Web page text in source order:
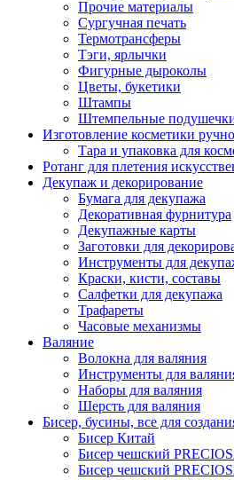
Прочие материалы
Сургучная печать
Термотрансферы
Тэги, ярлычки
Фигурные дыроколы
Цветы, букетики
Штампы
Штемпельные
Изготовление косметики
Тара и упаковка для
Ротанг для плетения
Декупаж и декорирование
Бумага для декупажа
Декоративная фурнитура
Декупажные карты
Заготовки для
Инструменты для
Краски, кисти, составы
Салфетки для декупажа
Трафареты
Часовые механизмы
Валяние
Волокна для валяния
Инструменты для
Наборы для валяния
Шерсть для валяния
Бисер, бусины, все для
Бисер Китай
Бисер чешский
Бисер чешский